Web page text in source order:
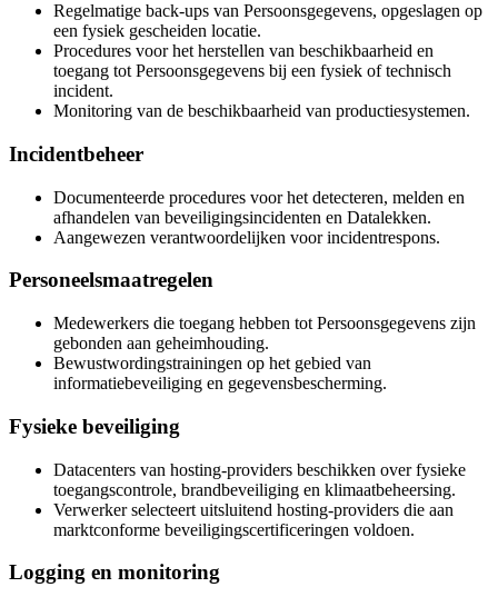
Regelmatige back-ups van Persoonsgegevens, opgeslagen op
een fysiek gescheiden locatie.
Procedures voor het herstellen van beschikbaarheid en
toegang tot Persoonsgegevens bij een fysiek of technisch
incident.
Monitoring van de beschikbaarheid van productiesystemen.
Incidentbeheer
Documenteerde procedures voor het detecteren, melden en
afhandelen van beveiligingsincidenten en Datalekken.
Aangewezen verantwoordelijken voor incidentrespons.
Personeelsmaatregelen
Medewerkers die toegang hebben tot Persoonsgegevens zijn
gebonden aan geheimhouding.
Bewustwordingstrainingen op het gebied van
informatiebeveiliging en gegevensbescherming.
Fysieke beveiliging
Datacenters van hosting-providers beschikken over fysieke
toegangscontrole, brandbeveiliging en klimaatbeheersing.
Verwerker selecteert uitsluitend hosting-providers die aan
marktconforme beveiligingscertificeringen voldoen.
Logging en monitoring